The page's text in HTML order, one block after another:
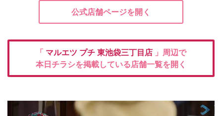
公式店舗ページを開く
「 マルエツ プチ 東池袋三丁目店 」周辺で
本日チラシを掲載している店舗一覧を開く